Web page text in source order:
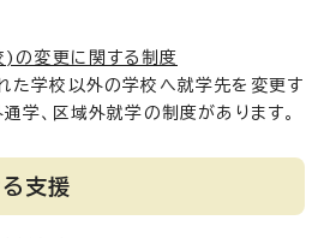
の変更に関する制度
た学校以外の学校へ就学先を変更す
学、区域外就学の制度があります。
支援